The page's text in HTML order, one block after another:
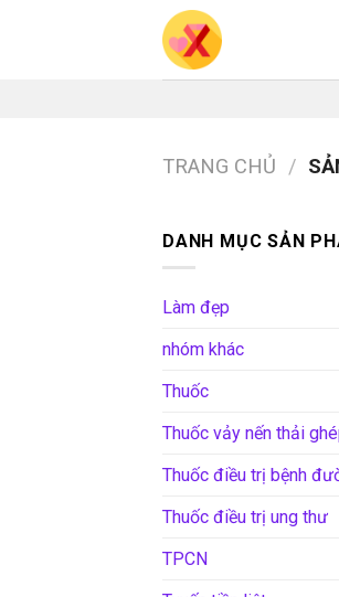
TRANG CHỦ /
DANH MỤC SẢN
Làm đẹp
nhóm khác
Thuốc
Thuốc vảy nến thải
Thuốc điều trị bệnh
Thuốc điều trị ung thư
TPCN